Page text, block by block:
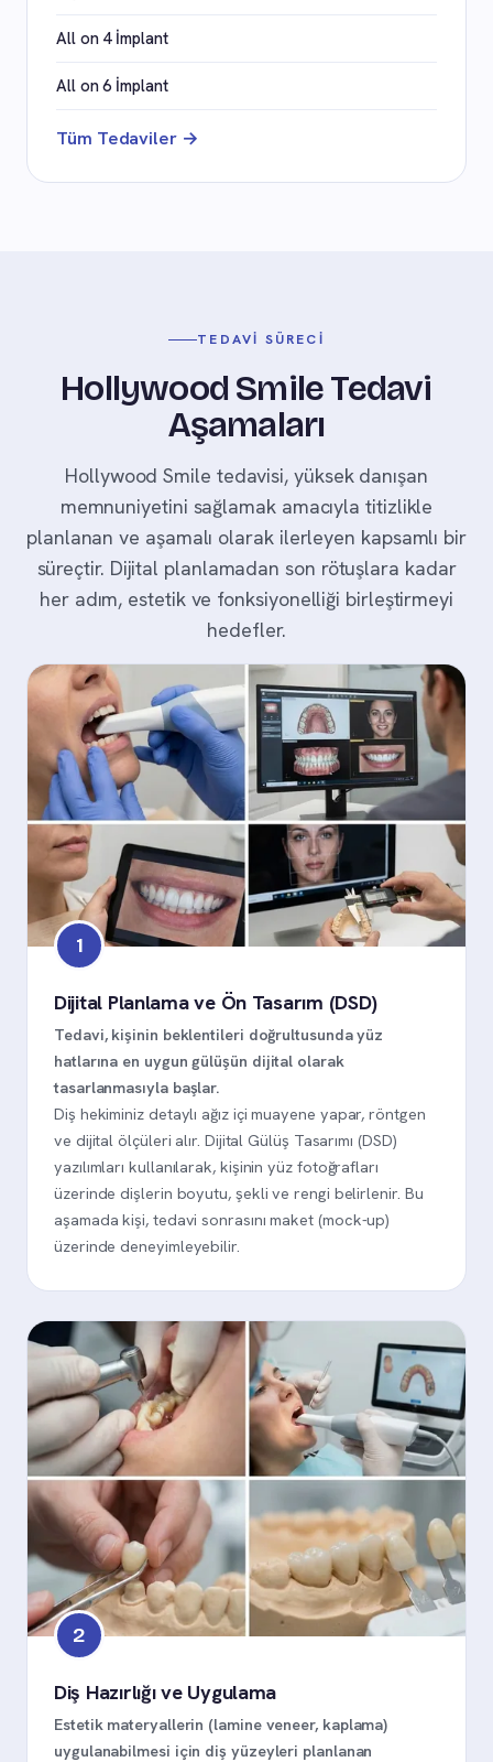
All on 4 İmplant
All on 6 İmplant
Tüm Tedaviler →
TEDAVI SÜRECI
Hollywood Smile Tedavi
Aşamaları
Hollywood Smile tedavisi, yüksek danışan
memnuniyetini sağlamak amacıyla titizlikle
planlanan ve aşamalı olarak ilerleyen kapsamlı bir
süreçtir. Dijital planlamadan son rötuşlara kadar
her adım, estetik ve fonksiyonelliği birleştirmeyi
hedefler.
1
Dijital Planlama ve Ön Tasarım (DSD)
Tedavi, kişinin beklentileri doğrultusunda yüz
hatlarına en uygun gülüşün dijital olarak
tasarlanmasıyla başlar.
Diş hekiminiz detaylı ağız içi muayene yapar, röntgen
ve dijital ölçüleri alır. Dijital Gülüş Tasarımı (DSD)
yazılımları kullanılarak, kişinin yüz fotoğrafları
üzerinde dişlerin boyutu, şekli ve rengi belirlenir. Bu
aşamada kişi, tedavi sonrasını maket (mock-up)
üzerinde deneyimleyebilir.
2
Diş Hazırlığı ve Uygulama
Estetik materyallerin (lamine veneer, kaplama)
uygulanabilmesi için diş yüzeyleri planlanan